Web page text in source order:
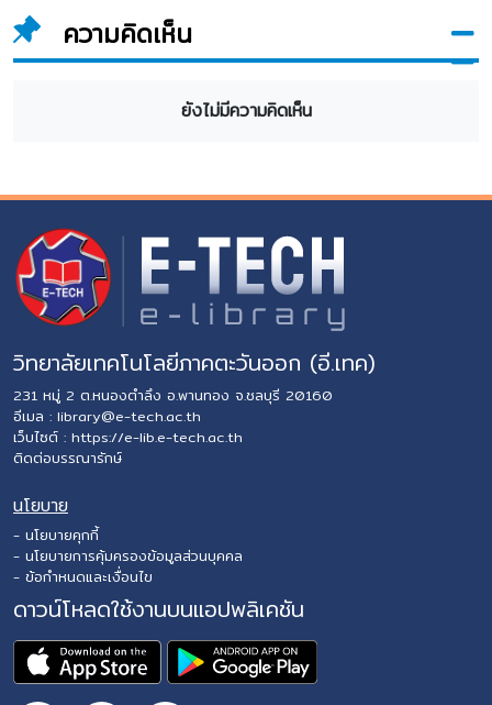
เทคนิคอุตสาหกรรม
วิทยาลัยอี.เทค
ความคิดเห็น
ยังไม่มีความคิดเห็น
วิทยาลัยเทคโนโลยีภาคตะวันออก (อี.เทค)
231 หมู่ 2 ต.หนองตำลึง อ.พานทอง จ.ชลบุรี 20160
อีเมล : library@e-tech.ac.th
เว็บไซต์ : https://e-lib.e-tech.ac.th
ติดต่อบรรณารักษ์
นโยบาย
- นโยบายคุกกี้
- นโยบายการคุ้มครองข้อมูลส่วนบุคคล
- ข้อกำหนดและเงื่อนไข
ดาวน์โหลดใช้งานบนแอปพลิเคชัน